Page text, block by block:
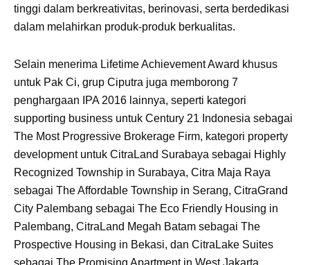
tinggi dalam berkreativitas, berinovasi, serta berdedikasi
dalam melahirkan produk-produk berkualitas.
Selain menerima Lifetime Achievement Award khusus
untuk Pak Ci, grup Ciputra juga memborong 7
penghargaan IPA 2016 lainnya, seperti kategori
supporting business untuk Century 21 Indonesia sebagai
The Most Progressive Brokerage Firm, kategori property
development untuk CitraLand Surabaya sebagai Highly
Recognized Township in Surabaya, Citra Maja Raya
sebagai The Affordable Township in Serang, CitraGrand
City Palembang sebagai The Eco Friendly Housing in
Palembang, CitraLand Megah Batam sebagai The
Prospective Housing in Bekasi, dan CitraLake Suites